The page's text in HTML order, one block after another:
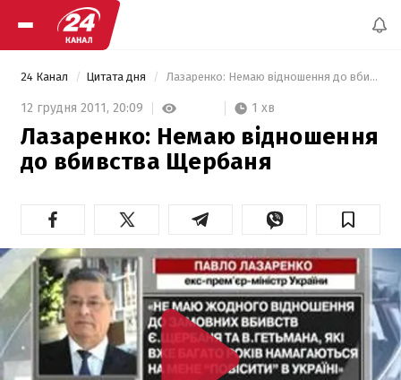
24 Канал Цитата дня Лазаренко: Немаю відношення до вбивства Щербаня
12 грудня 2011, 20:09 1 хв
Лазаренко: Немаю відношення
до вбивства Щербаня